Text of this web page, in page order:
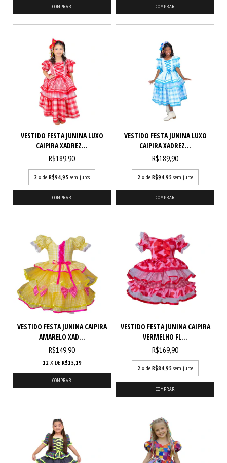
COMPRAR COMPRAR
VESTIDO FESTA JUNINA LUXO
CAIPIRA XADREZ...
R$189,90
2 x de R$94,95 sem juros
COMPRAR
VESTIDO FESTA JUNINA LUXO
CAIPIRA XADREZ...
R$189,90
2 x de R$94,95 sem juros
COMPRAR
VESTIDO FESTA JUNINA CAIPIRA
AMARELO XAD...
R$149,90
12 X DE R$15,19
COMPRAR
VESTIDO FESTA JUNINA CAIPIRA
VERMELHO FL...
R$169,90
2 x de R$84,95 sem juros
COMPRAR